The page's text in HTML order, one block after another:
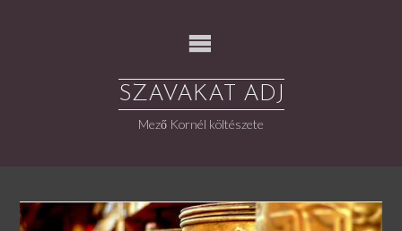
SZAVAKAT ADJ
Mező Kornél költészete